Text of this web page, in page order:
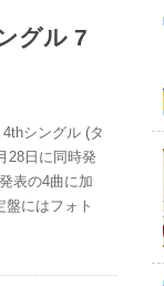
グル 7
シングル (タ
28日に同時発
表の4曲に加
にはフォト